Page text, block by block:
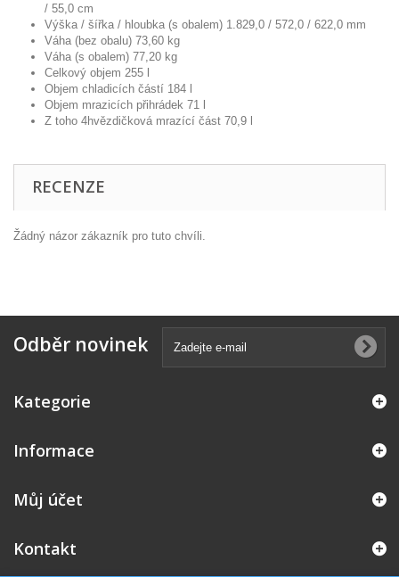
/ 55,0 cm
Výška / šířka / hloubka (s obalem) 1.829,0 / 572,0 / 622,0 mm
Váha (bez obalu) 73,60 kg
Váha (s obalem) 77,20 kg
Celkový objem 255 l
Objem chladicích částí 184 l
Objem mrazicích přihrádek 71 l
Z toho 4hvězdičková mrazící část 70,9 l
RECENZE
Žádný názor zákazník pro tuto chvíli.
Odběr novinek
Kategorie
Informace
Můj účet
Kontakt